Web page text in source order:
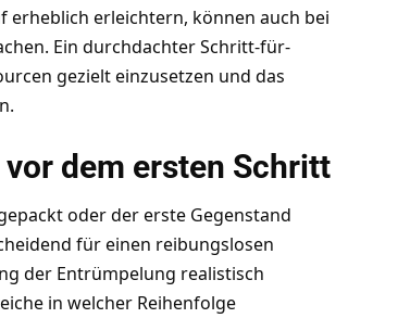
erheblich erleichtern, können auch bei
Ein durchdachter Schritt-für-
gezielt einzusetzen und das
dem ersten Schritt
oder der erste Gegenstand
für einen reibungslosen
der Entrümpelung realistisch
in welcher Reihenfolge